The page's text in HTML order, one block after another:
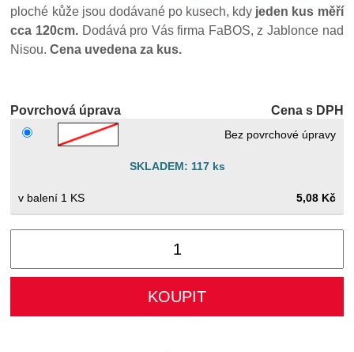
ploché kůže jsou dodávané po kusech, kdy jeden kus měří
cca 120cm. Dodává pro Vás firma FaBOS, z Jablonce nad
Nisou.Cena uvedena za kus.
Povrchová úprava Cena s DPH
Bez povrchové úpravy
SKLADEM: 117 ks
1 KS 5,08 Kč